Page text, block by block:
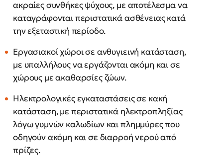
ακραίες συνθήκες ψύχους, με αποτέλεσμα να
καταγράφονται περιστατικά ασθένειας κατά
την εξεταστική περίοδο.
Εργασιακοί χώροι σε ανθυγιεινή κατάσταση,
με υπαλλήλους να εργάζονται ακόμη και σε
χώρους με ακαθαρσίες ζώων.
Ηλεκτρολογικές εγκαταστάσεις σε κακή
κατάσταση, με περιστατικά ηλεκτροπληξίας
λόγω γυμνών καλωδίων και πλημμύρες που
οδηγούν ακόμη και σε διαρροή νερού από
πρίζες.